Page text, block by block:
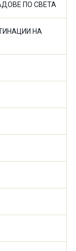
ПО СВЕТА
НА